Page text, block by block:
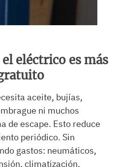
eléctrico es más
aceite, bujías,
ni muchos
de escape. Esto reduce
periódico. Sin
gastos: neumáticos,
climatización,